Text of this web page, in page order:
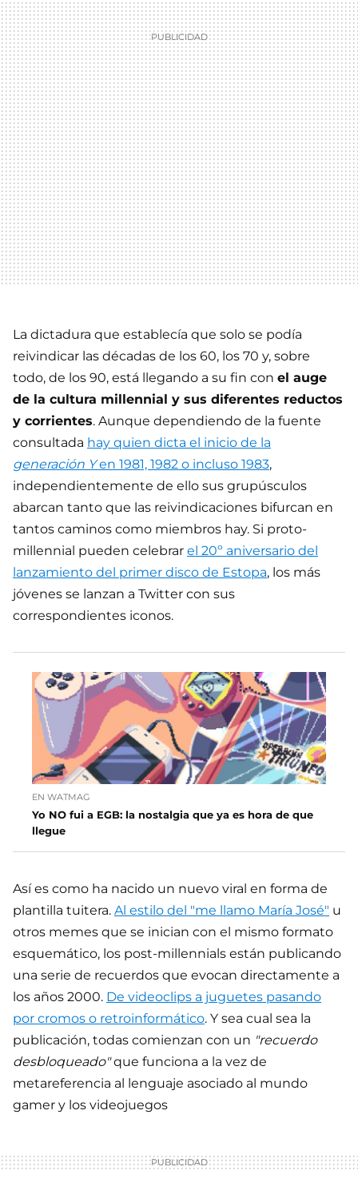
La dictadura que establecía que solo se podía
reivindicar las décadas de los 60, los 70 y, sobre
todo, de los 90, está llegando a su fin con el auge
de la cultura millennial y sus diferentes reductos
y corrientes. Aunque dependiendo de la fuente
consultada hay quien dicta el inicio de la
generación Yen 1981, 1982 o incluso 1983,
independientemente de ello sus grupúsculos
abarcan tanto que las reivindicaciones bifurcan en
tantos caminos como miembros hay. Si proto-
millennial pueden celebrar el 20º aniversario del
lanzamiento del primer disco de Estopa, los más
jóvenes se lanzan a Twitter con sus
correspondientes iconos.
EN WATMAG
Yo NO fui a EGB: la nostalgia que ya es hora de que
llegue
Así es como ha nacido un nuevo viral en forma de
plantilla tuitera. Al estilo del "me llamo María José" u
otros memes que se inician con el mismo formato
esquemático, los post-millennials están publicando
una serie de recuerdos que evocan directamente a
los años 2000. De videoclips a juguetes pasando
por cromos o retroinformático. Y sea cual sea la
publicación, todas comienzan con un "recuerdo
desbloqueado"que funciona a la vez de
metareferencia al lenguaje asociado al mundo
gamer y los videojuegos